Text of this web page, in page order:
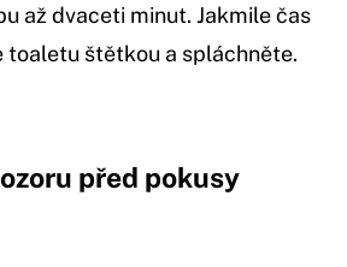
až dvaceti minut. Jakmile čas
toaletu štětkou a spláchněte.
před pokusy